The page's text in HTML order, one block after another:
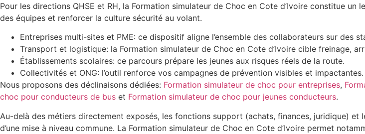
Pour les directions QHSE et RH, la Formation simulateur de Choc en Cote d’Ivoire constitue
des équipes et renforcer la culture sécurité au volant.
Entreprises multi-sites et PME: ce dispositif aligne l’ensemble des collaborateurs sur des
Transport et logistique: la Formation simulateur de Choc en Cote d’Ivoire cible freinage,
Établissements scolaires: ce parcours prépare les jeunes aux risques réels de la route.
Collectivités et ONG: l’outil renforce vos campagnes de prévention visibles et impactantes.
Nous proposons des déclinaisons dédiées: Formation simulateur de choc pour entreprises,
choc pour conducteurs de bus et Formation simulateur de choc pour jeunes conducteurs.
Au-delà des métiers directement exposés, les fonctions support (achats, finances, juridique)
d’une mise à niveau commune. La Formation simulateur de Choc en Cote d’Ivoire permet